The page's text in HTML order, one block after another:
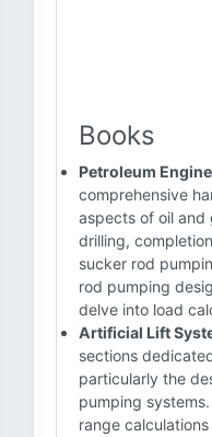
Books
Petroleum
comprehensive
aspects of oil and
drilling,
sucker rod
rod pumping
delve into load
Artificial Lift
sections
particularly the
pumping
range